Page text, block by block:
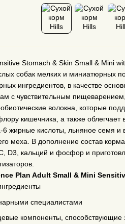
Stomach & Skin Small & Mini
собак мелких и миниатюрных
ингредиентов, в качестве
с чувствительным
волокна, которые
кишечника, а также
жирные кислоты, льняное семя
меха. В дополнение состав
D3, кальций и фосфор и
Plan Adult Small & Mini
специалистами
компоненты, способствующие